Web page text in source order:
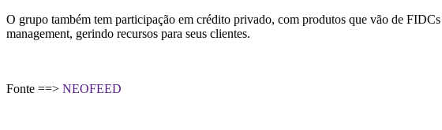
O grupo também tem participação em crédito privado, com produtos que vão de
management, gerindo recursos para seus clientes.
Fonte ==> NEOFEED